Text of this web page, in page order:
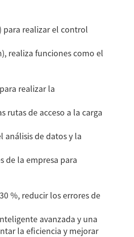
para realizar el control
realiza funciones como el
realizar la
de acceso a la carga
de datos y la
de la empresa para
%, reducir los errores de
avanzada y una
la eficiencia y mejorar